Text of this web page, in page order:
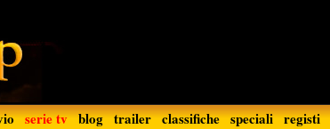
serie tv blog trailer classifiche speciali registi